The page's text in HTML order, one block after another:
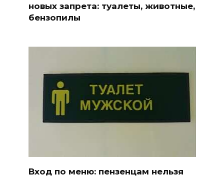
новых запрета: туалеты, животные,
бензопилы
Вход по меню: пензенцам нельзя